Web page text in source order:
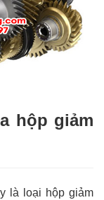
hộp giảm
là loại hộp giảm